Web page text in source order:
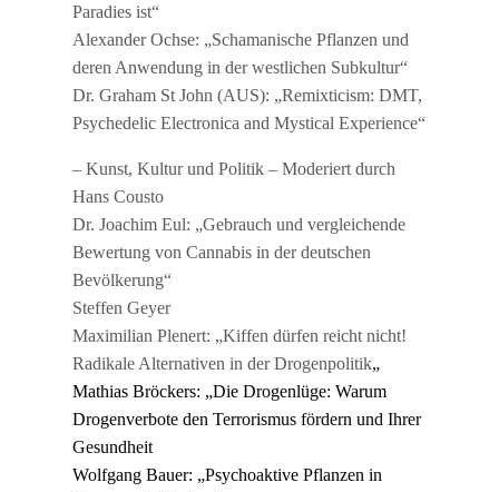
Paradies ist“
Alexander Ochse: „Schamanische Pflanzen und
deren Anwendung in der westlichen Subkultur“
Dr. Graham St John (AUS): „Remixticism: DMT,
Psychedelic Electronica and Mystical Experience“
– Kunst, Kultur und Politik – Moderiert durch
Hans Cousto
Dr. Joachim Eul: „Gebrauch und vergleichende
Bewertung von Cannabis in der deutschen
Bevölkerung“
Steffen Geyer
Maximilian Plenert: „Kiffen dürfen reicht nicht!
Radikale Alternativen in der Drogenpolitik„
Mathias Bröckers: „Die Drogenlüge: Warum
Drogenverbote den Terrorismus fördern und Ihrer
Gesundheit
Wolfgang Bauer: „Psychoaktive Pflanzen in